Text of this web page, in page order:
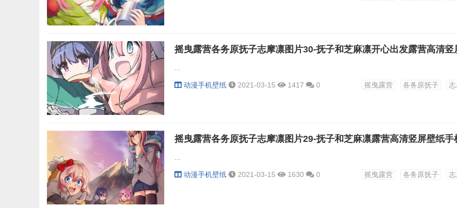
动漫手机壁纸 2021-03-15 1417 0 摇曳露营 各务原抚子
动漫手机壁纸 2021-03-15 1630 0 摇曳露营 各务原抚子